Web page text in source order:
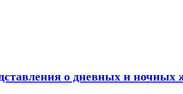
о дневных и ночных